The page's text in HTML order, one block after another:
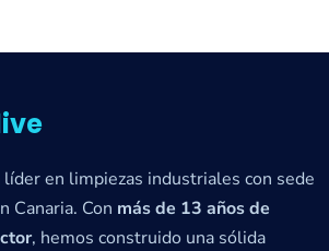
en limpiezas industriales con sede
Canaria. Con más de 13 años de
, hemos construido una sólida